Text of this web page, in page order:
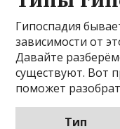
Гипоспадия
зависимости от
Давайте
существуют. Вот
поможет
Тип